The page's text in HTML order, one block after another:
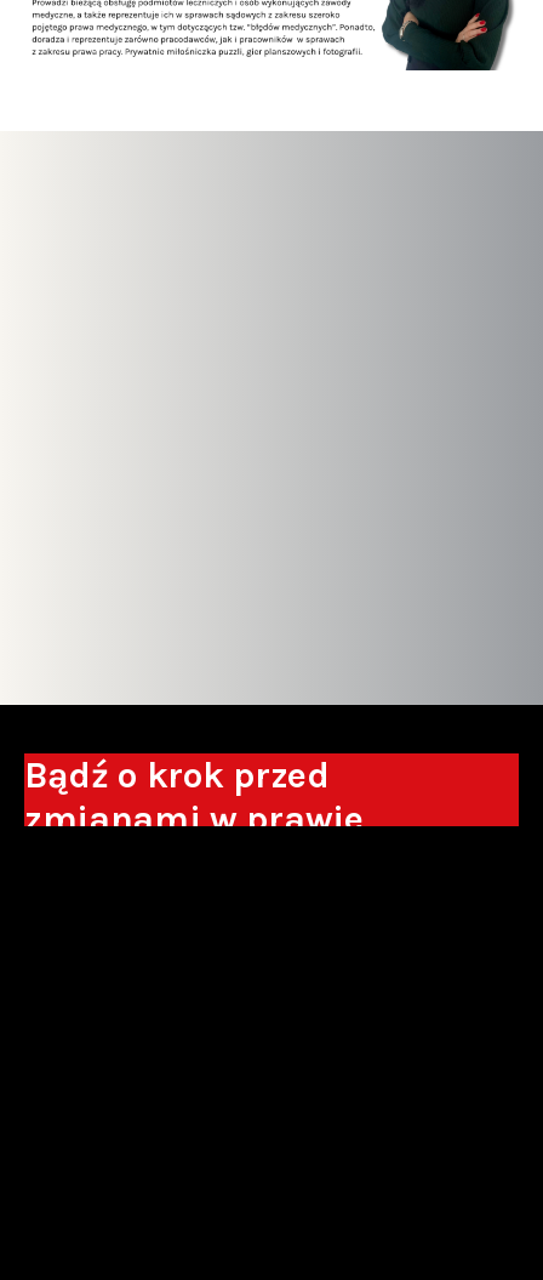
Bądź o krok przed
zmianami w prawie